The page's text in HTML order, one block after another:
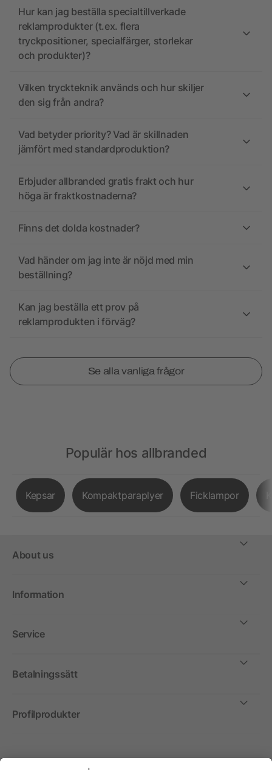
Hur kan jag beställa specialtillverkade
reklamprodukter (t.ex. flera
tryckpositioner, specialfärger, storlekar
och produkter)?
Vilken tryckteknik används och hur skiljer
den sig från andra?
Vad betyder priority? Vad är skillnaden
jämfört med standardproduktion?
Erbjuder allbranded gratis frakt och hur
höga är fraktkostnaderna?
Finns det dolda kostnader?
Vad händer om jag inte är nöjd med min
beställning?
Kan jag beställa ett prov på
reklamprodukten i förväg?
Se alla vanliga frågor
Populär hos allbranded
Kepsar Kompaktparaplyer Ficklampor
About us
Information
Service
Betalningssätt
Profilprodukter